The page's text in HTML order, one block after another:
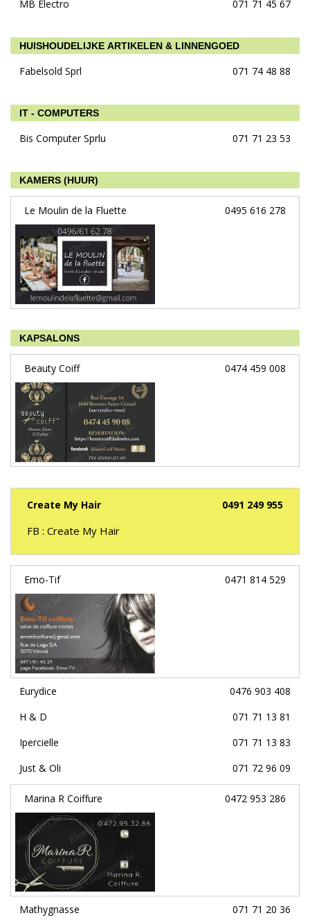
MB Electro 071 71 45 67
HUISHOUDELIJKE ARTIKELEN & LINNENGOED
Fabelsold Sprl 071 74 48 88
IT - COMPUTERS
Bis Computer Sprlu 071 71 23 53
KAMERS (HUUR)
Le Moulin de la Fluette 0495 616 278
KAPSALONS
Beauty Coiff 0474 459 008
Create My Hair 0491 249 955
FB : Create My Hair
Emo-Tif 0471 814 529
Eurydice
0476 903 408
H & D
071 71 13 81
Ipercielle
071 71 13 83
Just & Oli
071 72 96 09
Marina R Coiffure 0472 953 286
Mathygnasse
071 71 20 36